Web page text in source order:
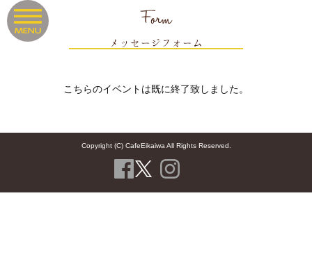
Form
メッセージフォーム
こちらのイベントは既に終了致しました。
Copyright (C) CafeEikaiwa All Rights Reserved.